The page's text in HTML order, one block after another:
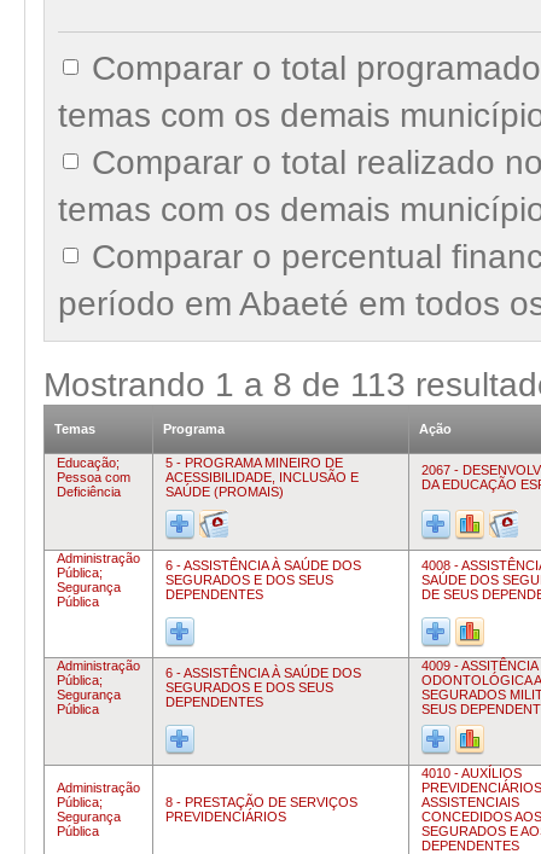
Comparar o total
temas com os demais
Comparar o total realizado
temas com os demais
Comparar o percentual
período em Abaeté em todos
Mostrando 1 a 8 de 113
Temas Programa Ação
Educação;
Pessoa com
Deficiência
5 - PROGRAMA MINEIRO DE
ACESSIBILIDADE, INCLUSÃO E
SAÚDE (PROMAIS)
2067 -
DA EDUCAÇÃO
Administração
Pública;
Segurança
Pública
6 - ASSISTÊNCIA À SAÚDE DOS
SEGURADOS E DOS SEUS
DEPENDENTES
4008 -
SAÚDE DOS
DE SEUS
Administração
Pública;
Segurança
Pública
6 - ASSISTÊNCIA À SAÚDE DOS
SEGURADOS E DOS SEUS
DEPENDENTES
4009 - ASSITÊNCIA
ODONTOLÓGICA
SEGURADOS
SEUS
Administração
Pública;
Segurança
Pública
8 - PRESTAÇÃO DE SERVIÇOS
PREVIDENCIÁRIOS
4010 - AUXÍLIOS
ASSISTENCIAIS
CONCEDIDOS AOS
SEGURADOS E
DEPENDENTES